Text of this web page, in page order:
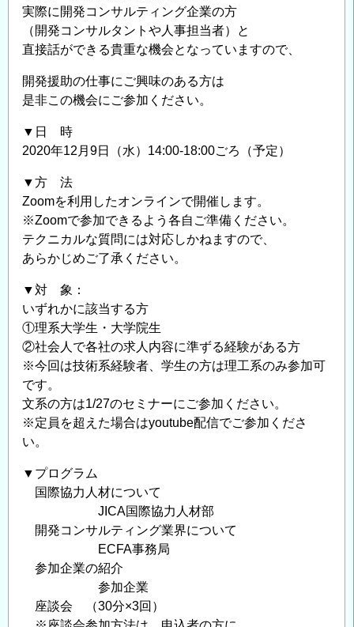
実際に開発コンサルティング企業の方
（開発コンサルタントや人事担当者）と
直接話ができる貴重な機会となっていますので、
開発援助の仕事にご興味のある方は
是非この機会にご参加ください。
▼日 時
2020年12月9日（水）14:00-18:00ごろ（予定）
▼方 法
Zoomを利用したオンラインで開催します。
※Zoomで参加できるよう各自ご準備ください。
テクニカルな質問には対応しかねますので、
あらかじめご了承ください。
▼対 象：
いずれかに該当する方
①理系大学生・大学院生
②社会人で各社の求人内容に準ずる経験がある方
※今回は技術系経験者、学生の方は理工系のみ参加可
です。
文系の方は1/27のセミナーにご参加ください。
※定員を超えた場合はyoutube配信でご参加くださ
い。
▼プログラム
国際協力人材について
JICA国際協力人材部
開発コンサルティング業界について
ECFA事務局
参加企業の紹介
参加企業
座談会 （30分×3回）